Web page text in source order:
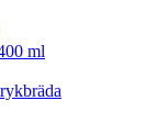
ml